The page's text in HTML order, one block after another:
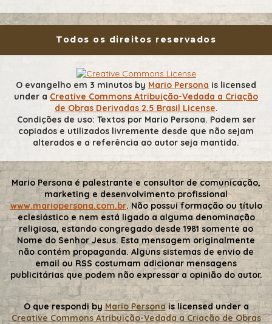
Todos os direitos reservados
O evangelho em 3 minutos by Mario Persona is licensed
under a Creative Commons Atribuição-Vedada a Criação
de Obras Derivadas 2.5 Brasil License.
Condições de uso: Textos por Mario Persona. Podem ser
copiados e utilizados livremente desde que não sejam
alterados e a referência ao autor seja mantida.
Mario Persona é palestrante e consultor de comunicação,
marketing e desenvolvimento profissional
www.mariopersona.com.br. Não possui formação ou título
eclesiástico e nem está ligado a alguma denominação
religiosa, estando congregado desde 1981 somente ao
Nome do Senhor Jesus. Esta mensagem originalmente
não contém propaganda. Alguns sistemas de envio de
email ou RSS costumam adicionar mensagens
publicitárias que podem não expressar a opinião do autor.
O que respondibyMario Personais licensed under a
Creative Commons Atribuição-Vedada a Criação de Obras